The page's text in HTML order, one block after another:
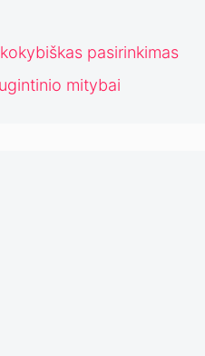
pasirinkimas
mitybai